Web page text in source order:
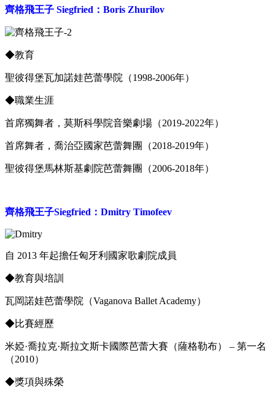
齊格飛王子 Siegfried：Boris Zhurilov
◆教育
聖彼得堡瓦加諾娃芭蕾學院（1998-2006年）
◆職業生涯
首席獨舞者，莫斯科學院音樂劇場（2019-2022年）
首席舞者，喬治亞國家芭蕾舞團（2018-2019年）
聖彼得堡馬林斯基劇院芭蕾舞團（2006-2018年）
齊格飛王子Siegfried：Dmitry Timofeev
自 2013 年起擔任匈牙利國家歌劇院成員
◆教育與培訓
瓦岡諾娃芭蕾學院（Vaganova Ballet Academy）
◆比賽經歷
米婭·喬拉克·斯拉文斯卡國際芭蕾大賽（薩格勒布） – 第一名
（2010）
◆獎項與殊榮